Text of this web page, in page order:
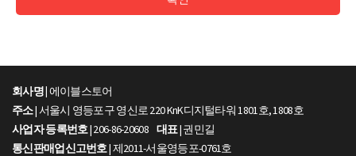
회사명 |에이블스토어
주소| 서울시 영등포구 영신로 220 KnK디지털타워 1801호, 1808호
사업자 등록번호| 206-86-20608 대표| 권민길
통신판매업신고번호| 제2011-서울영등포-0761호